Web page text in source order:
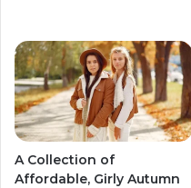
A Collection of
Affordable, Girly Autumn